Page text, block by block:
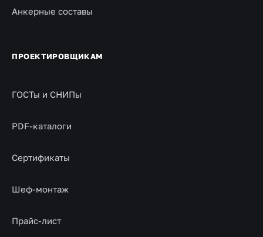
Анкерные составы
ПРОЕКТИРОВЩИКАМ
ГОСТы и СНИПы
PDF-каталоги
Сертификаты
Шеф-монтаж
Прайс-лист